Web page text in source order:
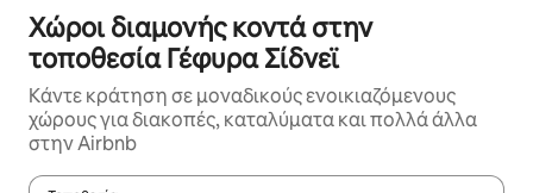
Χώροι διαμονής κοντά στην
τοποθεσία Γέφυρα Σίδνεϊ
Κάντε κράτηση σε μοναδικούς ενοικιαζόμενους
χώρους για διακοπές, καταλύματα και πολλά άλλα
στην Airbnb